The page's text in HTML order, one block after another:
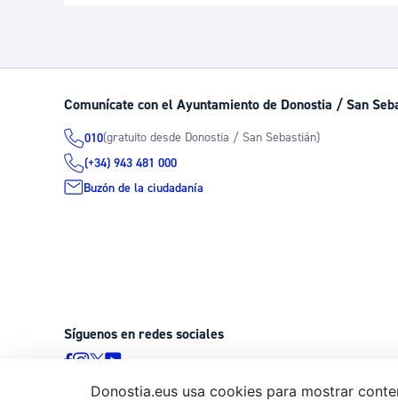
Comunícate con el Ayuntamiento de Donostia / San
010(gratuito desde Donostia / San Sebastián)
(+34) 943 481 000
Buzón de la ciudadanía
Síguenos en redes sociales
Donostia.eus usa cookies para mostrar